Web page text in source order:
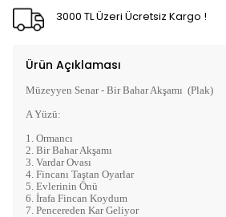
3000 TL Üzeri Ücretsiz Kargo !
Ürün Açıklaması
Müzeyyen Senar - Bir Bahar Akşamı (Plak)
A Yüzü:
1. Ormancı
2. Bir Bahar Akşamı
3. Vardar Ovası
4. Fincanı Taştan Oyarlar
5. Evlerinin Önü
6. İrafa Fincan Koydum
7. Pencereden Kar Geliyor